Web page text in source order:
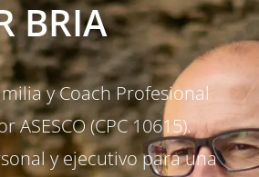
BRIA
y Coach Profesional
ASESCO (CPC 10615).
y ejecutivo para una